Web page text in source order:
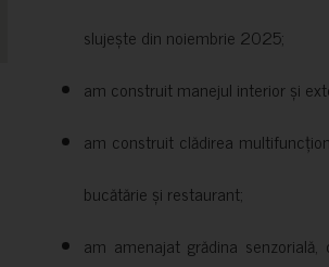
slujește din noiembrie 2025;
am construit manejul interior și
am construit clădirea
bucătărie și restaurant;
am amenajat grădina